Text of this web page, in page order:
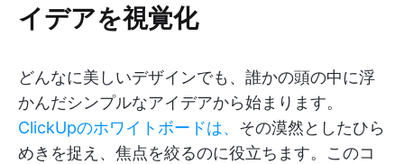
イデアを視覚化
どんなに美しいデザインでも、誰かの頭の中に浮
かんだシンプルなアイデアから始まります。
ClickUpのホワイトボードは、 その漠然としたひら
めきを捉え、焦点を絞るのに役立ちます。このコ